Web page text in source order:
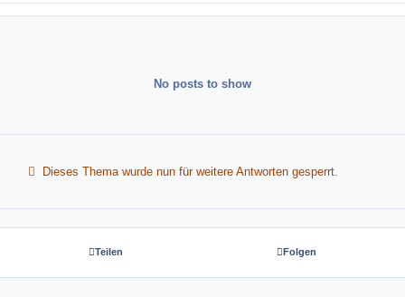
No posts to show
Dieses Thema wurde nun für weitere Antworten gesperrt.
Teilen Folgen